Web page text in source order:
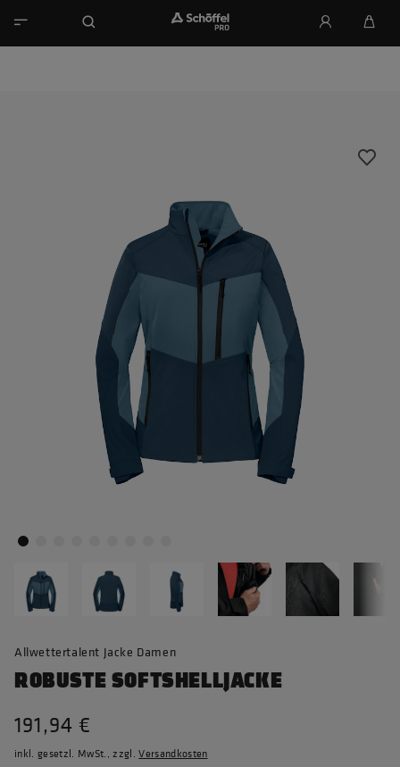
Allwettertalent Jacke Damen
ROBUSTE SOFTSHELLJACKE
191,94 €
inkl. gesetzl. MwSt., zzgl.Versandkosten